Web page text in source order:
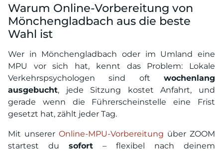
Warum Online-Vorbereitung von
Mönchengladbach aus die beste
Wahl ist
Wer in Mönchengladbach oder im Umland eine
MPU vor sich hat, kennt das Problem: Lokale
Verkehrspsychologen sind oft wochenlang
ausgebucht, jede Sitzung kostet Anfahrt, und
gerade wenn die Führerscheinstelle eine Frist
gesetzt hat, zählt jeder Tag.
Mit unserer Online-MPU-Vorbereitung über ZOOM
startest du sofort – flexibel nach deinem